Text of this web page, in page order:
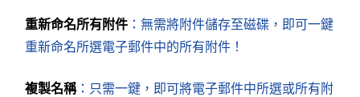
重新命名所有附件 ：無需將附件儲存至磁碟，即可一鍵
重新命名所選電子郵件中的所有附件！
複製名稱：只需一鍵，即可將電子郵件中所選或所有附